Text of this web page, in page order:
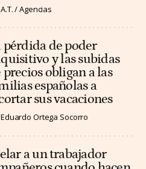
A.T. / Agencias
pérdida de poder
y las subidas
precios obligan a las
españolas a
sus vacaciones
Eduardo Ortega Socorro
a un trabajador